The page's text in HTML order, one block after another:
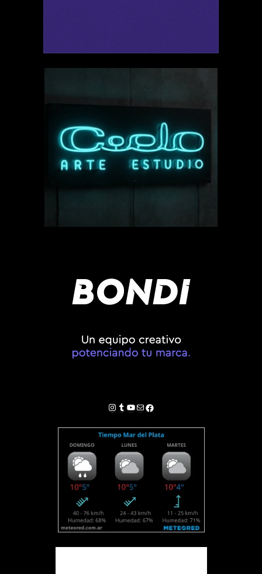
Instagram
Tumblr
YouTube
Correo electrónico
Facebook